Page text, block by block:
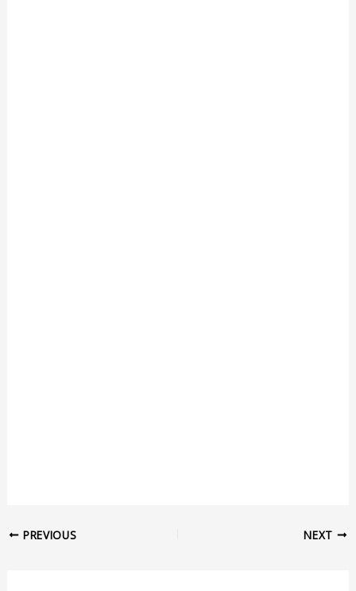
PREVIOUS NEXT